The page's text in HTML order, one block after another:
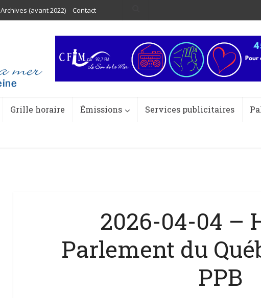
Archives (avant 2022) Contact
Grille horaire Émissions Services publicitaires
2026-04-04 –
Parlement du
PPB